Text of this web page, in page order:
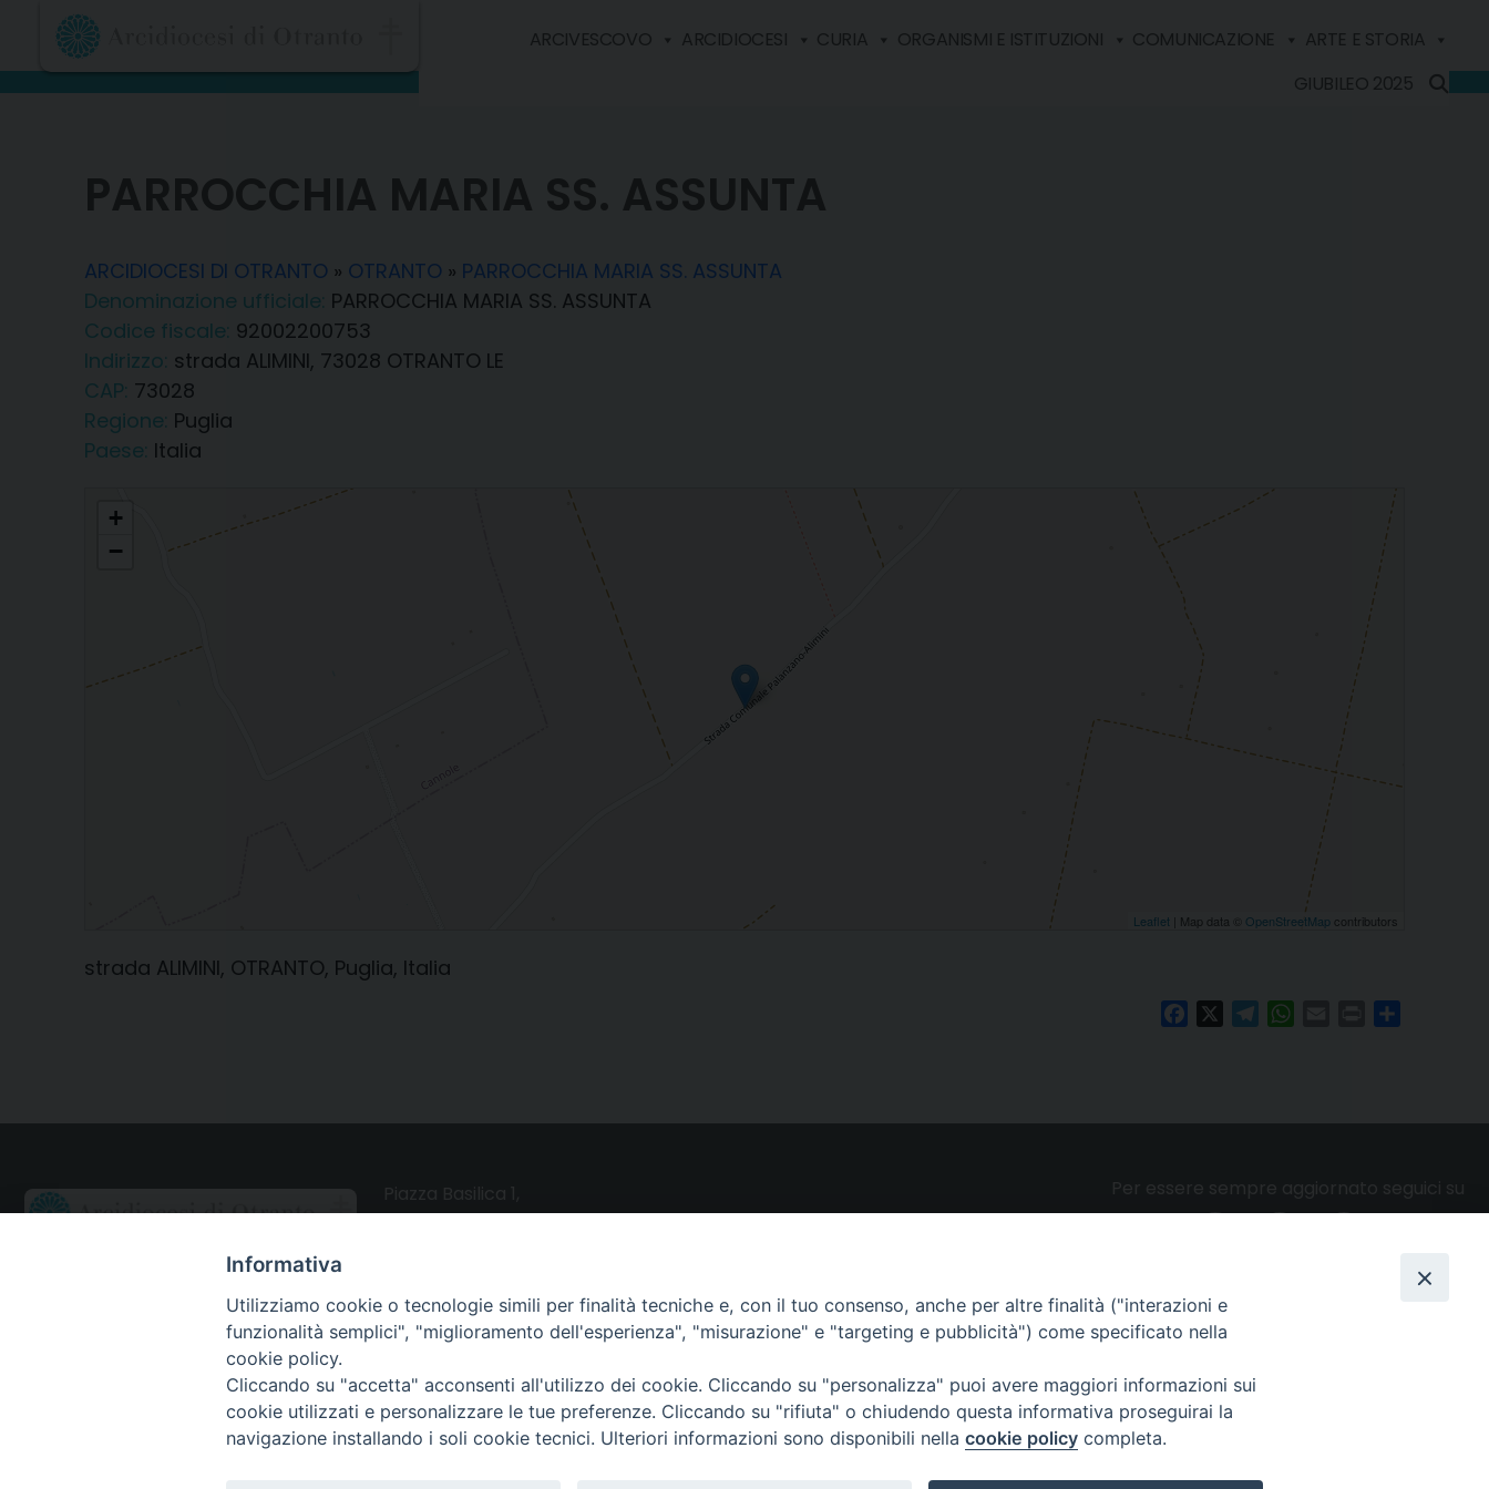
content
ARCIVESCOVO ARCIDIOCESI CURIA ORGANISMI E ISTITUZIONI COMUNICAZIONE
ARTE E STORIA
GIUBILEO 2025
PARROCCHIA MARIA SS. ASSUNTA
ARCIDIOCESI DI OTRANTO » OTRANTO » PARROCCHIA MARIA SS. ASSUNTA
Denominazione ufficiale: PARROCCHIA MARIA SS. ASSUNTA
Codice fiscale: 92002200753
Indirizzo: strada ALIMINI, 73028 OTRANTO LE
CAP: 73028
Regione: Puglia
Paese: Italia
+
−
Leaflet | Map data © OpenStreetMap contributors
strada ALIMINI, OTRANTO, Puglia, Italia
FacebookTelegramWhatsAppPrint
CONTATTI
Webmail Uffici
Webmail Parrocchie
UTILITY
Altri articoli
Notizie nazionali
Privacy e cookie policy
Informativa
Utilizziamo cookie o tecnologie simili per finalità tecniche e, con il tuo consenso, anche per altre finalità ("interazioni e
funzionalità semplici", "miglioramento dell'esperienza", "misurazione" e "targeting e pubblicità") come specificato nella
cookie policy.
Cliccando su "accetta" acconsenti all'utilizzo dei cookie. Cliccando su "personalizza" puoi avere maggiori informazioni sui
cookie utilizzati e personalizzare le tue preferenze. Cliccando su "rifiuta" o chiudendo questa informativa proseguirai la
navigazione installando i soli cookie tecnici. Ulteriori informazioni sono disponibili nella cookie policy completa.